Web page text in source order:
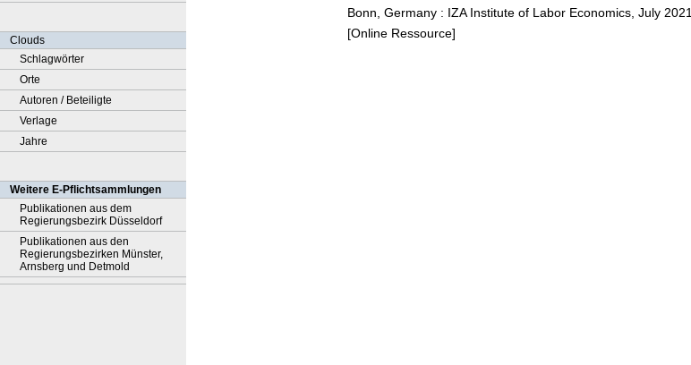
Clouds
Schlagwörter
Orte
Autoren / Beteiligte
Verlage
Jahre
Weitere E-Pflichtsammlungen
Publikationen aus dem
Regierungsbezirk Düsseldorf
Publikationen aus den
Regierungsbezirken Münster,
Arnsberg und Detmold
Bonn, Germany : IZA Institute of Labor Economics, July 2021
[Online Ressource]